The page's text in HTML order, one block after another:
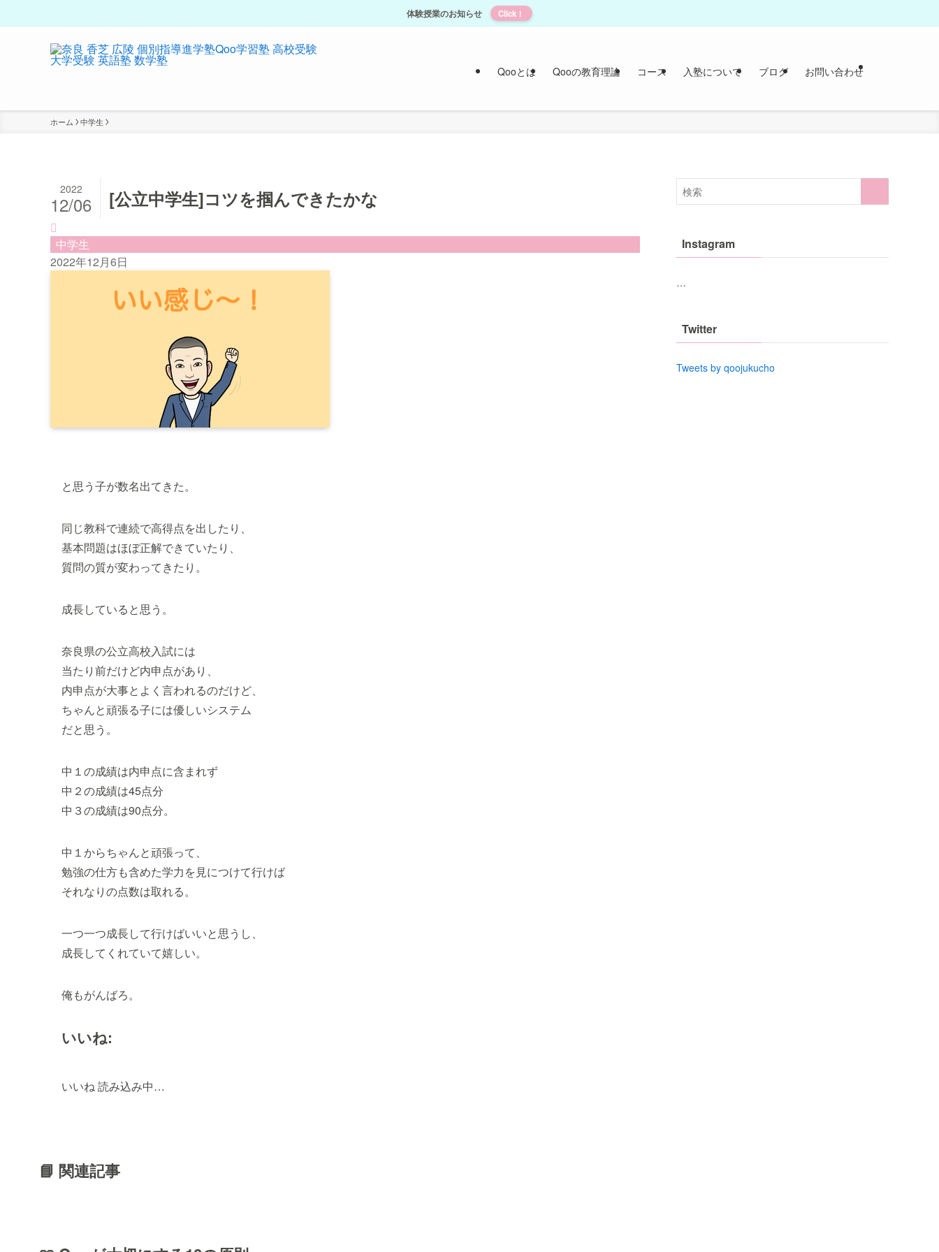
体験授業のお知らせ Click！
Qooとは Qooの教育理論 コース 入塾について ブログ お問い合わせ
ホーム 中学生
[公立中学生]コツを掴んできたかな
2022
12/06
中学生
2022年12月6日
と思う子が数名出てきた。
同じ教科で連続で高得点を出したり、
基本問題はほぼ正解できていたり、
質問の質が変わってきたり。
成長していると思う。
奈良県の公立高校入試には
当たり前だけど内申点があり、
内申点が大事とよく言われるのだけど、
ちゃんと頑張る子には優しいシステム
だと思う。
中１の成績は内申点に含まれず
中２の成績は45点分
中３の成績は90点分。
中１からちゃんと頑張って、
勉強の仕方も含めた学力を見につけて行けば
それなりの点数は取れる。
一つ一つ成長して行けばいいと思うし、
成長してくれていて嬉しい。
俺もがんばろ。
いいね:
いいね 読み込み中…
📘 関連記事
Instagram
…
Twitter
Tweets by qoojukucho